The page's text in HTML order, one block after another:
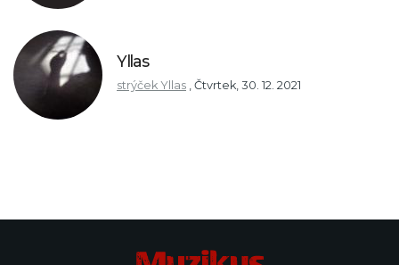
Yllas
strýček Yllas Čtvrtek, 30. 12. 2021